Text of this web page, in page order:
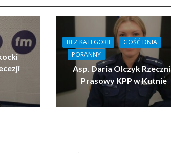
BEZ KATEGORII
GOŚĆ DNIA
PORANNY
Asp. Daria Olczyk
Prasowy KPP w Kutnie